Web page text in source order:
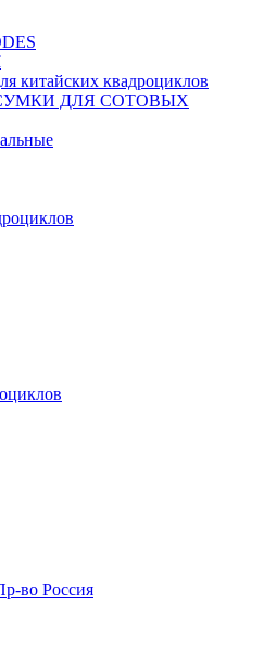
квадроциклов
ДЛЯ СОТОВЫХ
Россия